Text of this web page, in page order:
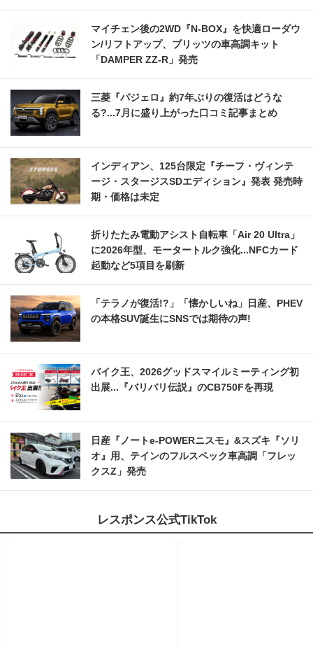
マイチェン後の2WD『N-BOX』を快適ローダウ
ン/リフトアップ、ブリッツの車高調キット
「DAMPER ZZ-R」発売
三菱『パジェロ』約7年ぶりの復活はどうな
る?...7月に盛り上がった口コミ記事まとめ
インディアン、125台限定『チーフ・ヴィンテ
ージ・スタージスSDエディション』発表 発売時
期・価格は未定
折りたたみ電動アシスト自転車「Air 20 Ultra」
に2026年型、モータートルク強化...NFCカード
起動など5項目を刷新
「テラノが復活!?」「懐かしいね」日産、PHEV
の本格SUV誕生にSNSでは期待の声!
バイク王、2026グッドスマイルミーティング初
出展...『バリバリ伝説』のCB750Fを再現
日産『ノートe-POWERニスモ』&スズキ『ソリ
オ』用、テインのフルスペック車高調「フレッ
クスZ」発売
レスポンス公式TikTok